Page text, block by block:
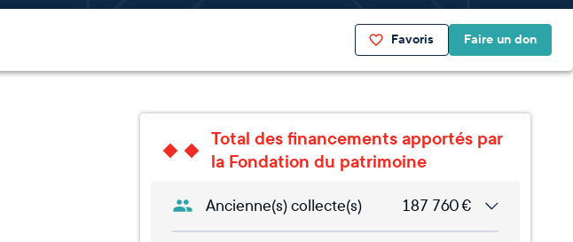
Favoris Faire un don
Total des financements apportés par
la Fondation du patrimoine
Ancienne(s) collecte(s) 187 760€